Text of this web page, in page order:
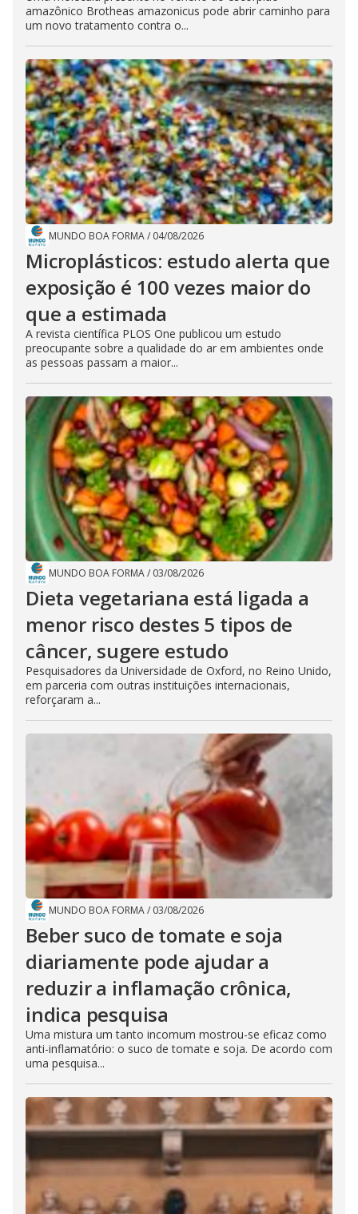
amazônico Brotheas amazonicus pode abrir caminho para
um novo tratamento contra o...
MUNDO BOA FORMA/ 04/08/2026
Microplásticos: estudo alerta que
exposição é 100 vezes maior do
que a estimada
A revista científica PLOS One publicou um estudo
preocupante sobre a qualidade do ar em ambientes onde
as pessoas passam a maior...
MUNDO BOA FORMA/ 03/08/2026
Dieta vegetariana está ligada a
menor risco destes 5 tipos de
câncer, sugere estudo
Pesquisadores da Universidade de Oxford, no Reino Unido,
em parceria com outras instituições internacionais,
reforçaram a...
MUNDO BOA FORMA/ 03/08/2026
Beber suco de tomate e soja
diariamente pode ajudar a
reduzir a inflamação crônica,
indica pesquisa
Uma mistura um tanto incomum mostrou-se eficaz como
anti-inflamatório: o suco de tomate e soja. De acordo com
uma pesquisa...